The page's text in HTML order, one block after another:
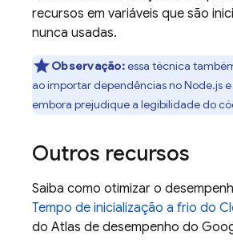
recursos em variáveis que são
nunca usadas.
Observação:essa técnica
ao importar dependências no Node.js e
embora prejudique a legibilidade do
Outros recursos
Saiba como otimizar o
Tempo de inicialização a frio do
do Atlas de desempenho do